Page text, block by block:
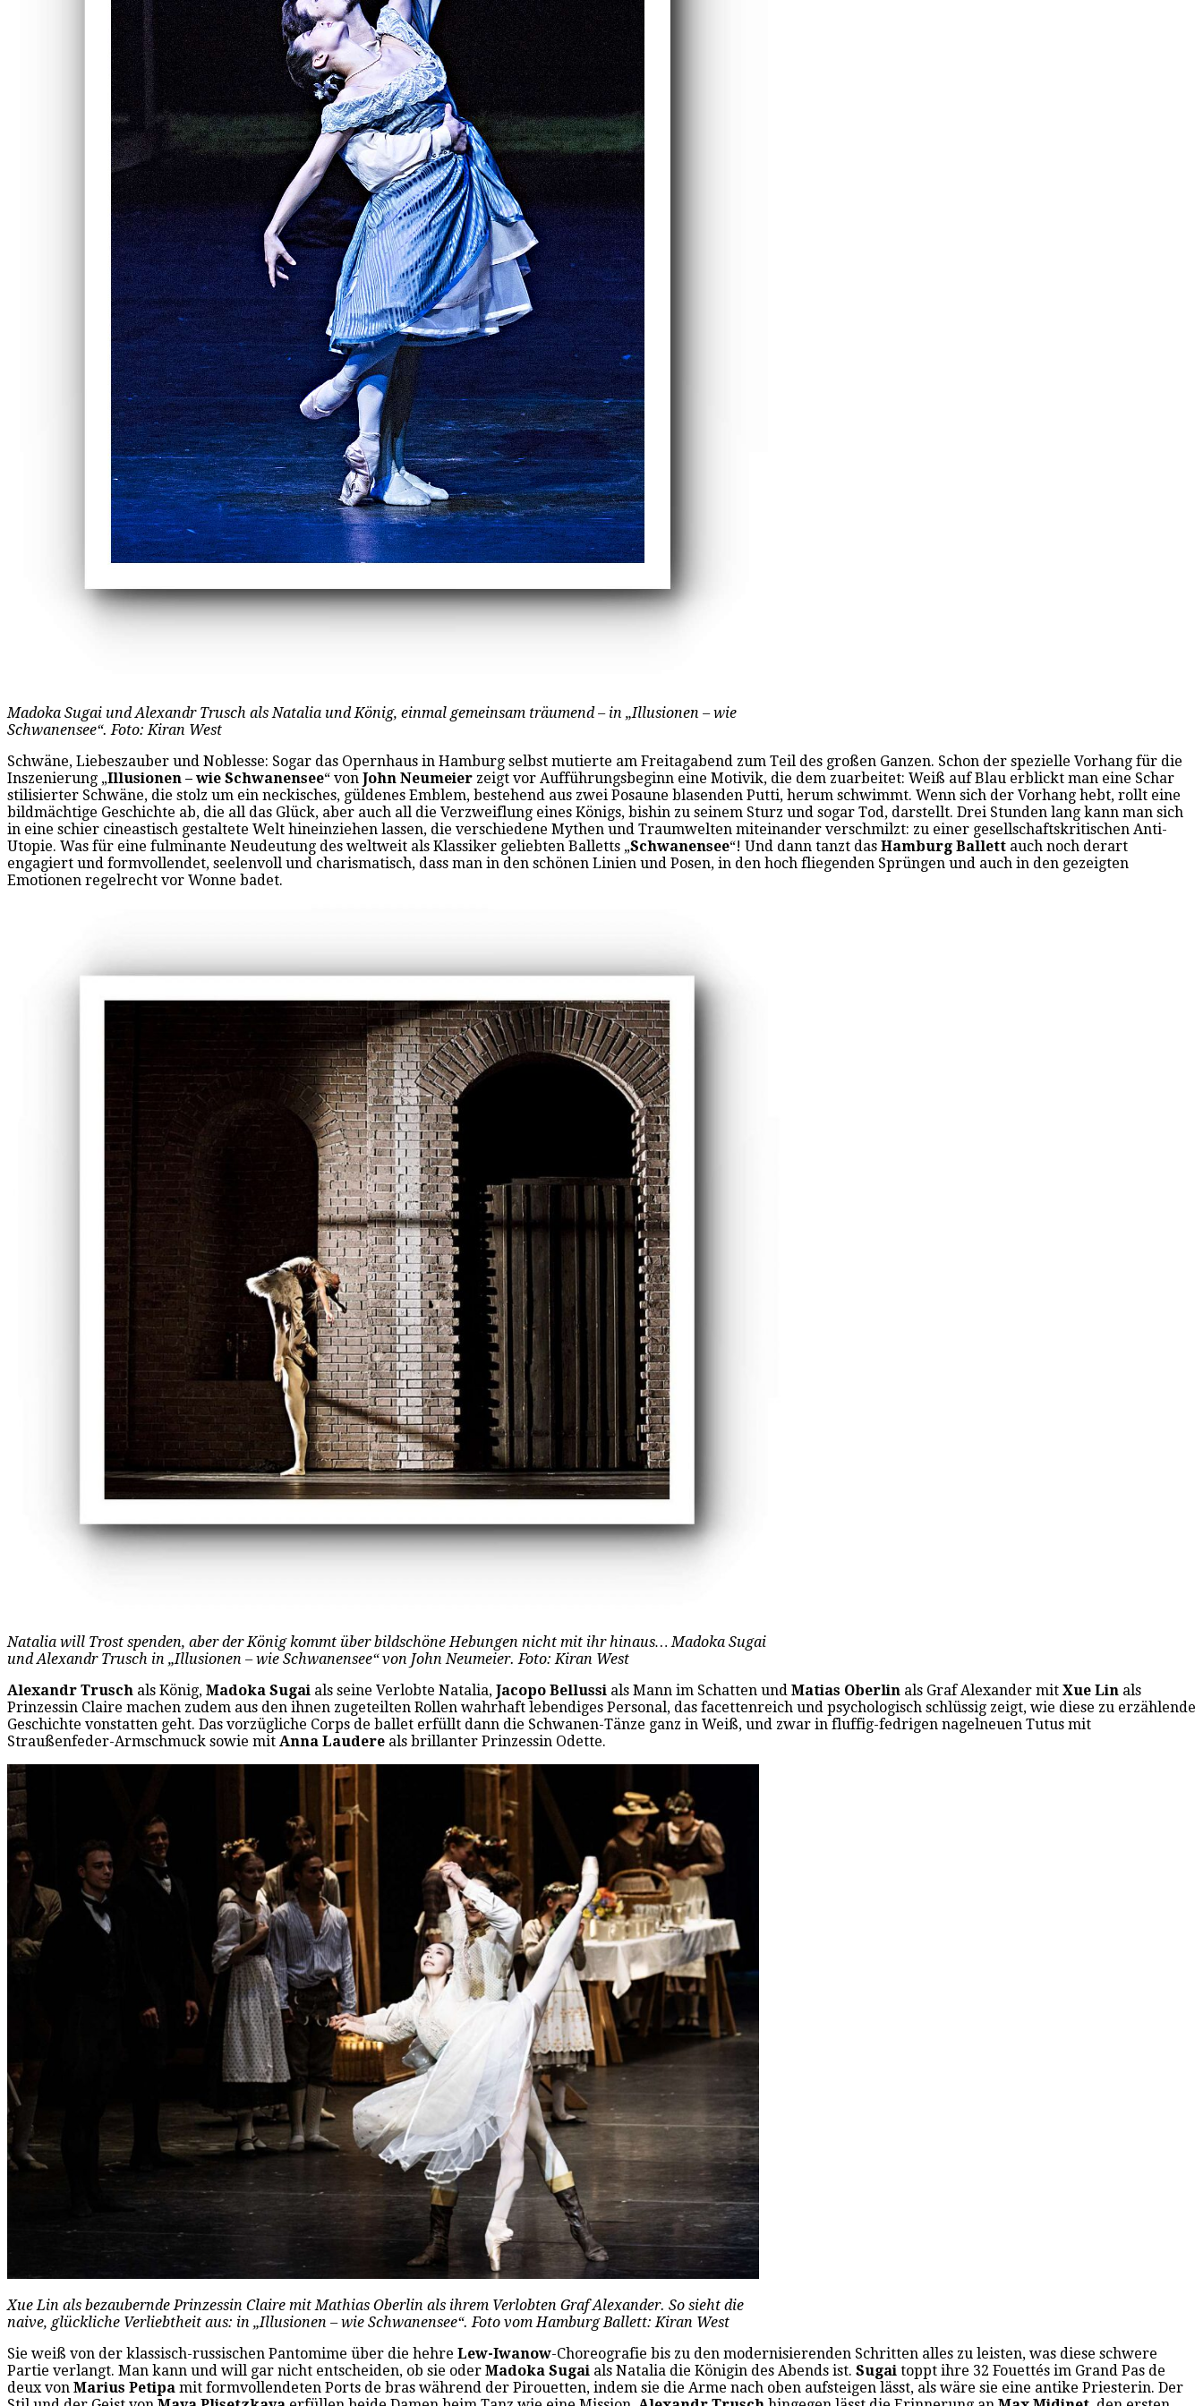
Madoka Sugai und Alexandr Trusch als Natalia und König, einmal gemeinsam träumend – in „Illusionen – wie
Schwanensee“. Foto: Kiran West
Schwäne, Liebeszauber und Noblesse: Sogar das Opernhaus in Hamburg selbst mutierte am Freitagabend zum Teil des großen Ganzen. Schon der spezielle Vorhang für die
Inszenierung „Illusionen – wie Schwanensee“ von John Neumeier zeigt vor Aufführungsbeginn eine Motivik, die dem zuarbeitet: Weiß auf Blau erblickt man eine Schar
stilisierter Schwäne, die stolz um ein neckisches, güldenes Emblem, bestehend aus zwei Posaune blasenden Putti, herum schwimmt. Wenn sich der Vorhang hebt, rollt eine
bildmächtige Geschichte ab, die all das Glück, aber auch all die Verzweiflung eines Königs, bishin zu seinem Sturz und sogar Tod, darstellt. Drei Stunden lang kann man sich
in eine schier cineastisch gestaltete Welt hineinziehen lassen, die verschiedene Mythen und Traumwelten miteinander verschmilzt: zu einer gesellschaftskritischen Anti-
Utopie. Was für eine fulminante Neudeutung des weltweit als Klassiker geliebten Balletts „Schwanensee“! Und dann tanzt das Hamburg Ballett auch noch derart
engagiert und formvollendet, seelenvoll und charismatisch, dass man in den schönen Linien und Posen, in den hoch fliegenden Sprüngen und auch in den gezeigten
Emotionen regelrecht vor Wonne badet.
Natalia will Trost spenden, aber der König kommt über bildschöne Hebungen nicht mit ihr hinaus… Madoka Sugai
und Alexandr Trusch in „Illusionen – wie Schwanensee“ von John Neumeier. Foto: Kiran West
Alexandr Trusch als König, Madoka Sugai als seine Verlobte Natalia, Jacopo Bellussi als Mann im Schatten und Matias Oberlin als Graf Alexander mit Xue Lin als
Prinzessin Claire machen zudem aus den ihnen zugeteilten Rollen wahrhaft lebendiges Personal, das facettenreich und psychologisch schlüssig zeigt, wie diese zu erzählende
Geschichte vonstatten geht. Das vorzügliche Corps de ballet erfüllt dann die Schwanen-Tänze ganz in Weiß, und zwar in fluffig-fedrigen nagelneuen Tutus mit
Straußenfeder-Armschmuck sowie mit Anna Laudere als brillanter Prinzessin Odette.
Xue Lin als bezaubernde Prinzessin Claire mit Mathias Oberlin als ihrem Verlobten Graf Alexander. So sieht die
naive, glückliche Verliebtheit aus: in „Illusionen – wie Schwanensee“. Foto vom Hamburg Ballett: Kiran West
Sie weiß von der klassisch-russischen Pantomime über die hehre Lew-Iwanow-Choreografie bis zu den modernisierenden Schritten alles zu leisten, was diese schwere
Partie verlangt. Man kann und will gar nicht entscheiden, ob sie oder Madoka Sugai als Natalia die Königin des Abends ist. Sugai toppt ihre 32 Fouettés im Grand Pas de
deux von Marius Petipa mit formvollendeten Ports de bras während der Pirouetten, indem sie die Arme nach oben aufsteigen lässt, als wäre sie eine antike Priesterin. Der